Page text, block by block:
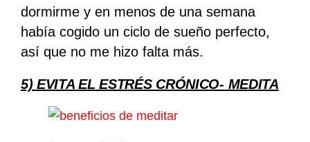
dormirme y en menos de una semana
había cogido un ciclo de sueño perfecto,
así que no me hizo falta más.
5) EVITA EL ESTRÉS CRÓNICO- MEDITA